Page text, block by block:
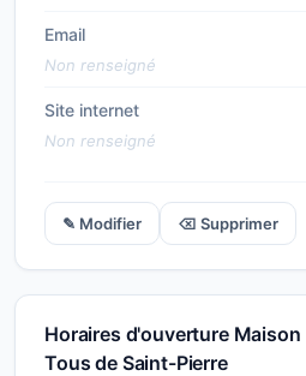
Email
Non renseigné
Site internet
Non renseigné
✎ Modifier ⌫ Supprimer
Horaires d'ouverture Maison
Tous de Saint-Pierre